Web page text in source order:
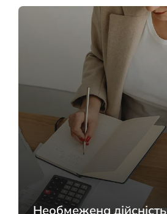
Необмежена дійсність